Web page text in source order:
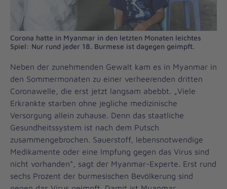
Corona hatte in Myanmar in den letzten Monaten leichtes
Spiel: Nur rund jeder 18. Burmese ist dagegen geimpft.
Neben der zunehmenden Gewalt kam es in Myanmar in
den Sommermonaten zu einer verheerenden dritten
Coronawelle, die erst jetzt langsam abebbt. „Viele
Erkrankte starben ohne jegliche medizinische
Versorgung allein zuhause. Denn das staatliche
Gesundheitssystem ist nach dem Putsch
zusammengebrochen. Sauerstoff, lebensnotwendige
Medikamente oder eine Impfung gegen das Virus sind
nicht vorhanden“, sagt der Myanmar-Experte. Erst rund
sechs Prozent der burmesischen Bevölkerung sind